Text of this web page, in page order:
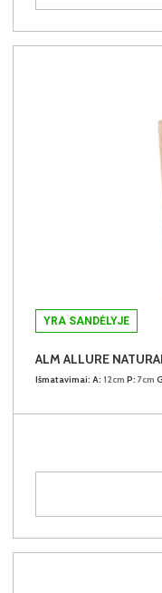
YRA SANDĖLYJE
Išmatavimai: A: 12cm P: 7cm